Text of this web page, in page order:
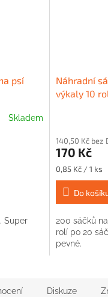
psí
Skladem
Super
Náhradní
výkaly 10
140,50 Kč bez
170 Kč
Měrná
cena:
0,85 Kč / 1 ks
Do
200 sáčků
rolí po 20
pevné.
Diskuze